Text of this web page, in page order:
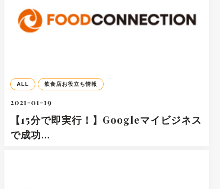
ALL 飲食店お役立ち情報
2021-01-19
【15分で即実行！】Googleマイビジネス
で成功…